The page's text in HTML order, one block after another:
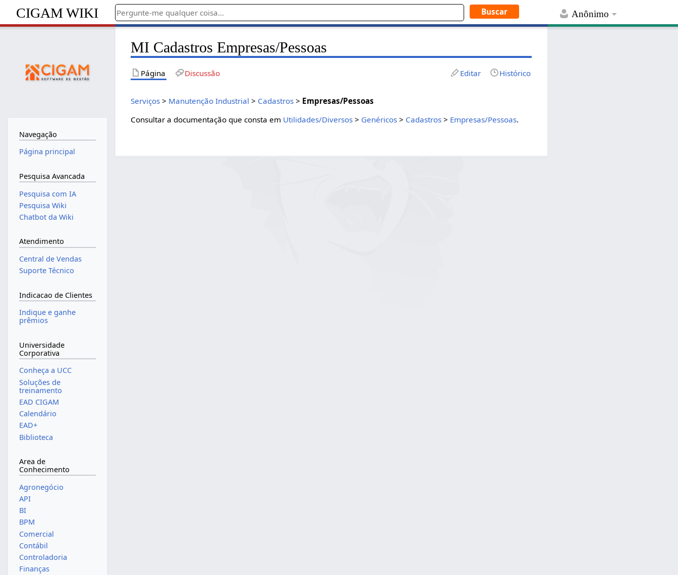
Anônimo
CIGAM WIKI
MI Cadastros Empresas/Pessoas
Página Discussão Editar Histórico
Serviços > Manutenção Industrial > Cadastros > Empresas/Pessoas
Consultar a documentação que consta em Utilidades/Diversos > Genéricos > Cadastros > Empresas/Pessoas.
Navegação
Página principal
Pesquisa Avancada
Pesquisa com IA
Pesquisa Wiki
Chatbot da Wiki
Atendimento
Central de Vendas
Suporte Técnico
Indicacao de Clientes
Indique e ganhe
prêmios
Universidade
Corporativa
Conheça a UCC
Soluções de
treinamento
EAD CIGAM
Calendário
EAD+
Biblioteca
Area de
Conhecimento
Agronegócio
API
BI
BPM
Comercial
Contábil
Controladoria
Finanças